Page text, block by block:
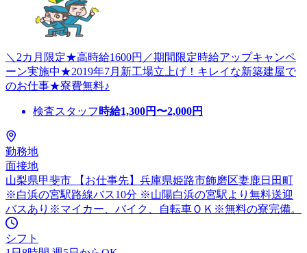
＼2カ月限定★高時給1600円／期間限定時給アップキャンペ
ーン実施中★2019年7月新工場立上げ！キレイな新築建屋で
のお仕事★寮費無料♪
検査スタッフ 時給1,300円〜2,000円
勤務地
面接地
山梨県甲斐市 【お仕事先】兵庫県姫路市飾磨区妻鹿日田町
※白浜の宮駅路線バス10分 ※山陽白浜の宮駅より無料送迎
バスあり※マイカー、バイク、自転車ＯＫ※無料の寮完備。
シフト